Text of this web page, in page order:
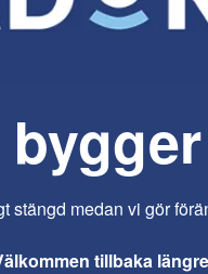
stängd medan vi gör
tillbaka